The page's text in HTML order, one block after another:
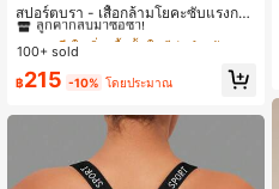
สปอร์ตบรา - เสื้อกล้ามโยคะซับแรงกระ
แทกแบบตายตัว, บราออกกำลังกายสำ
หรับวิ่งของผู้หญิง สปริง
ลูกค้ากลับมาซื้อซ้ำ!
#1 ขายดี
ลูกค้ากลับมาซื้อซ้ำ!
#1 ขายดี
ลูกค้ากลับมาซื้อซ้ำ!
#1 ขายดี
ใน วิ่ง เสื้อชั้นในกีฬาสำหรับผู้หญิง
100+ sold
฿215 -10% โดยประมาณ